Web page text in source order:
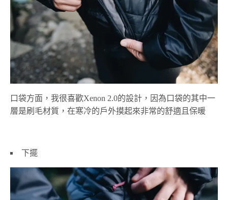
口袋方面，我很喜歡Xenon 2.0的設計，因為口袋的其中一
層是刷毛材質，在寒冷的戶外摸起來非常的舒適且保暖
下擺